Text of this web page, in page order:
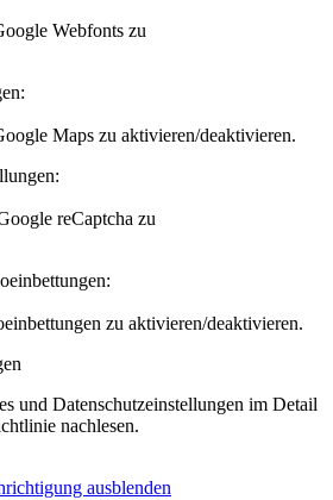
Webfonts zu
Maps zu aktivieren/deaktivieren.
reCaptcha zu
zu aktivieren/deaktivieren.
und Datenschutzeinstellungen im Detail
nachlesen.
ausblenden